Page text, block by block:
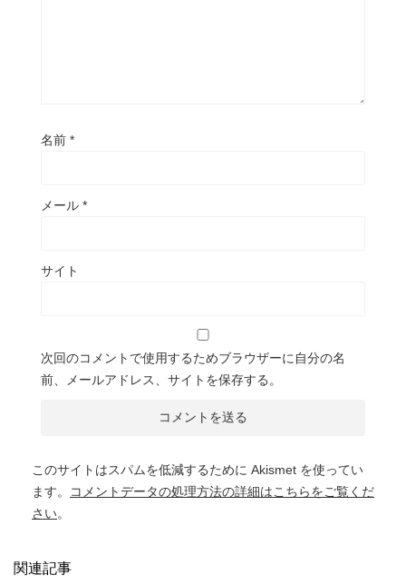
名前 *
メール *
サイト
次回のコメントで使用するためブラウザーに自分の名
前、メールアドレス、サイトを保存する。
このサイトはスパムを低減するために Akismet を使ってい
ます。
コメントデータの処理方法の詳細はこちらをご覧くだ
さい。
関連記事